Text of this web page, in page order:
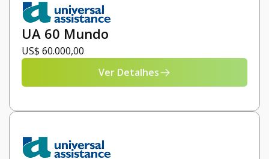
UA 60 Mundo
US$ 60.000,00
Ver Detalhes